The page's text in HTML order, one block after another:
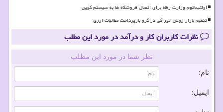
اولتیماتوم وزارت رفاه برای اتصال فروشگاه ها به سیستم کوپن
تنظیم بازار روغن خوراکی در گرو بازپرداخت مطالبات ارزی
نظرات کاربران کار و درآمد در مورد این مطلب
نظر شما در مورد این مطلب
نام:
ایمیل: